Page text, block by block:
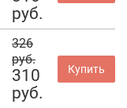
руб.
326
руб.
310
руб.
Купить